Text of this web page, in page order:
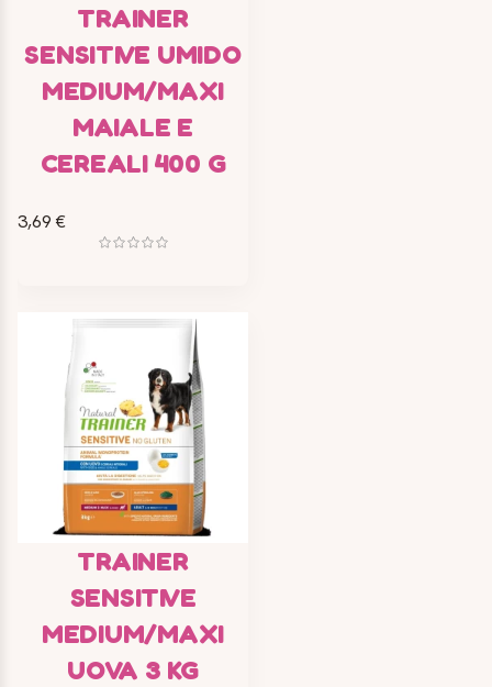
TRAINER
SENSITIVE UMIDO
MEDIUM/MAXI
MAIALE E
CEREALI 400 G
3,69 €
TRAINER
SENSITIVE
MEDIUM/MAXI
UOVA 3 KG